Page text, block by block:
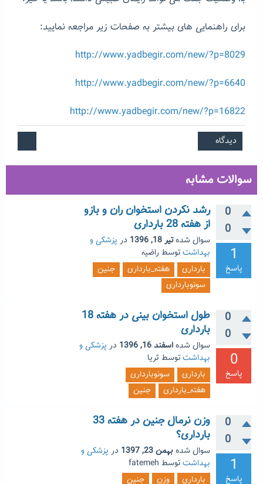
برای راهنمایی های بیشتر به صفحات زیر مراجعه نمایید:
http://www.yadbegir.com/new/?p=8029
http://www.yadbegir.com/new/?p=6640
http://www.yadbegir.com/new/?p=16822
سوالات مشابه
0
0
1
پاسخ
رشد نکردن استخوان ران و بازو
از هفته 28 بارداری
سوال شدهتیر 18, 1396 در پزشکی و
بهداشتتوسط راضیه
بارداری
هفته_بارداری
جنین
سونوبارداری
0
0
0
پاسخ
طول استخوان بینی در هفته 18
بارداری
سوال شدهاسفند 16, 1396 در پزشکی و
بهداشتتوسط ثریا
بارداری
سونوبارداری
هفته_بارداری
جنین
0
0
1
پاسخ
وزن نرمال جنین در هفته 33
بارداری؟
سوال شدهبهمن 23, 1397 در پزشکی و
بهداشتتوسط fatemeh
بارداری
وزن جنین